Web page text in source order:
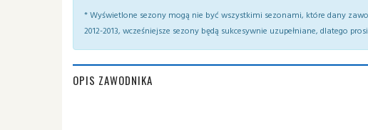
* Wyświetlone sezony mogą nie być wszystkimi sezonami, które dany
2012-2013, wcześniejsze sezony będą sukcesywnie uzupełniane, dlatego
OPIS ZAWODNIKA